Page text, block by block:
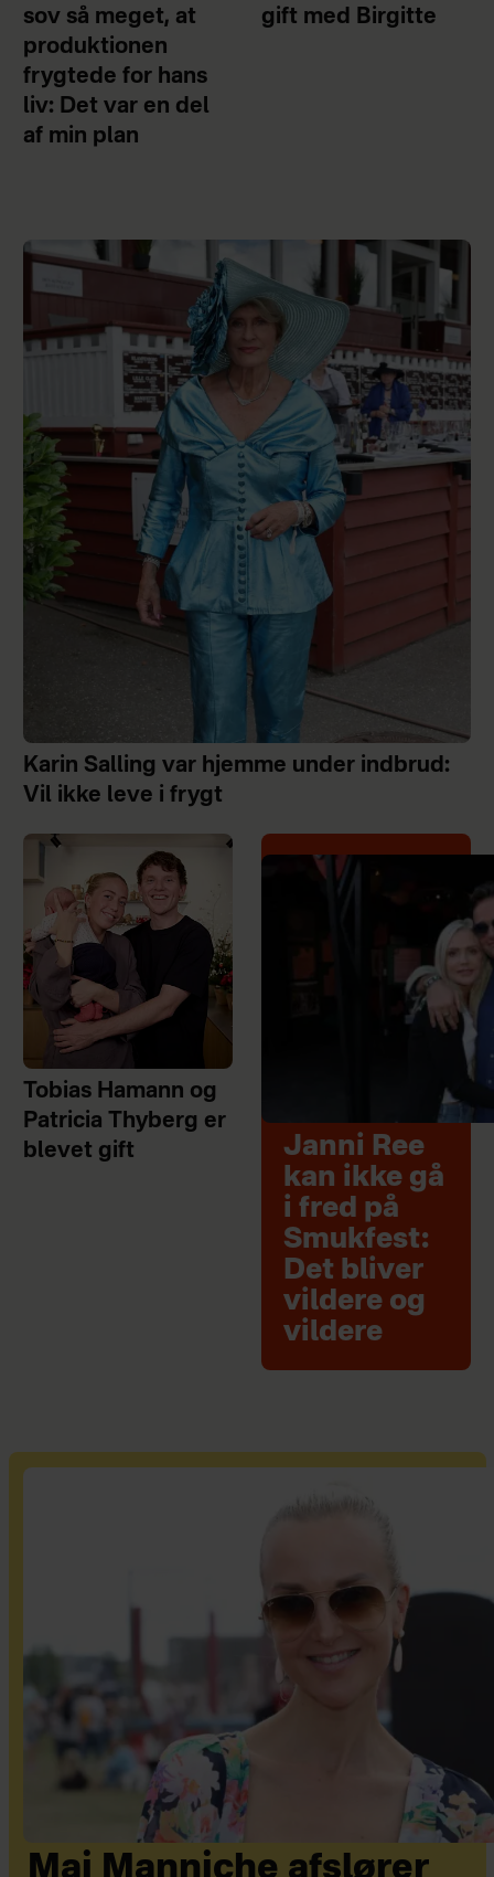
sov så meget, at
produktionen
frygtede for hans
liv: Det var en del
af min plan
gift med Birgitte
Karin Salling var hjemme under indbrud:
Vil ikke leve i frygt
Tobias Hamann og
Patricia Thyberg er
blevet gift
Janni Ree
kan ikke gå
i fred på
Smukfest:
Det bliver
vildere og
vildere
Mai Manniche afslører